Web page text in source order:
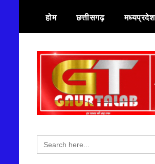
content
होम छत्तीसगढ़ मध्यप्रदेश
गौरतलब न्यूज
Search
for: